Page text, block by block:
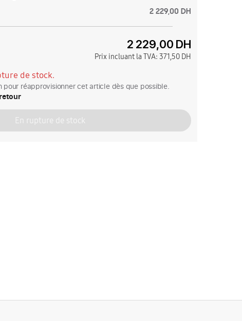
2 229,00 DH
2 229,00 DH
Prix incluant la TVA: 371,50 DH
de stock.
pour réapprovisionner cet article dès que possible.
En rupture de stock